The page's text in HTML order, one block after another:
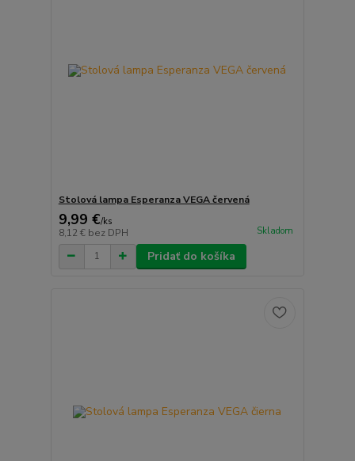
Stolová lampa Esperanza VEGA červená
9,99 €/ks
8,12 € bez DPH Skladom
Pridať do košíka